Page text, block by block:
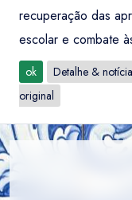
recuperação das
escolar e combate
ok
Detalhe & notícia
original